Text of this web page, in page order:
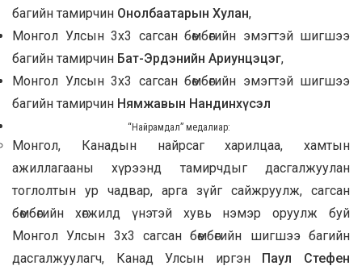
багийн тамирчин Онолбаатарын Хулан,
Монгол Улсын 3х3 сагсан бөмбөгийн эмэгтэй шигшээ
багийн тамирчин Бат-Эрдэнийн Ариунцэцэг,
Монгол Улсын 3х3 сагсан бөмбөгийн эмэгтэй шигшээ
багийн тамирчин Нямжавын Нандинхүсэл
“ Найрамдал” медалиар:
Монгол, Канадын найрсаг харилцаа, хамтын
ажиллагааны хүрээнд тамирчдыг дасгалжуулан
тоглолтын ур чадвар, арга зүйг сайжруулж, сагсан
бөмбөгийн хөгжилд үнэтэй хувь нэмэр оруулж буй
Монгол Улсын 3х3 сагсан бөмбөгийн шигшээ багийн
дасгалжуулагч, Канад Улсын иргэн
Паул
Стефен